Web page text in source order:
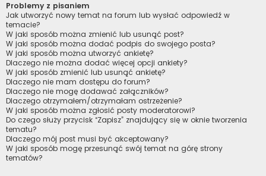
Problemy z pisaniem
Jak utworzyć nowy temat na forum lub wysłać odpowiedź w
temacie?
W jaki sposób można zmienić lub usunąć post?
W jaki sposób można dodać podpis do swojego posta?
W jaki sposób można utworzyć ankietę?
Dlaczego nie można dodać więcej opcji ankiety?
W jaki sposób zmienić lub usunąć ankietę?
Dlaczego nie mam dostępu do forum?
Dlaczego nie mogę dodawać załączników?
Dlaczego otrzymałem/otrzymałam ostrzeżenie?
W jaki sposób można zgłosić posty moderatorowi?
Do czego służy przycisk “Zapisz” znajdujący się w oknie tworzenia
tematu?
Dlaczego mój post musi być akceptowany?
W jaki sposób mogę przesunąć swój temat na górę strony
tematów?